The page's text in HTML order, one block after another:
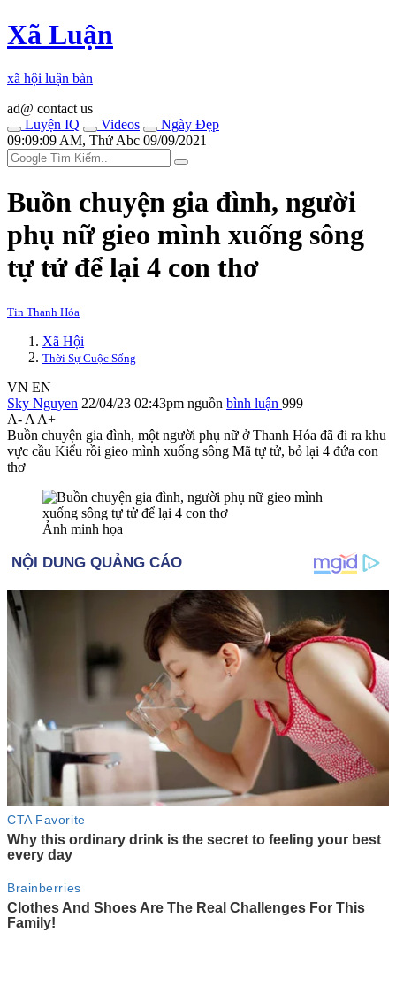
Xã Luận
xã hội luận bàn
ad@ contact us
Luyện IQ
Videos
Ngày Đẹp
09:09:09 AM, Thứ Abc 09/09/2021
Buồn chuyện gia đình, người
phụ nữ gieo mình xuống sông
t‌ּự t‌ּử để lại 4 con thơ
Tin Thanh Hóa
Xã Hội
Thời Sự Cuộc Sống
VN EN
Sky Nguyen 22/04/23 02:43pm nguồn bình luận 999
A- A A+
Buồn chuyện gia đình, một người phụ nữ ở Thanh Hóa đã đi ra khu
vực cầu Kiểu rồi gieo mình xuống sông Mã t‌ּự t‌ּử, bỏ lại 4 đứa con
thơ
Ảnh minh họa